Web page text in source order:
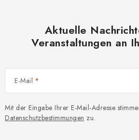
Aktuelle
Veranstaltungen an
E-Mail
Mit der Eingabe Ihrer E-Mail-Adresse
Datenschutzbestimmungen zu.